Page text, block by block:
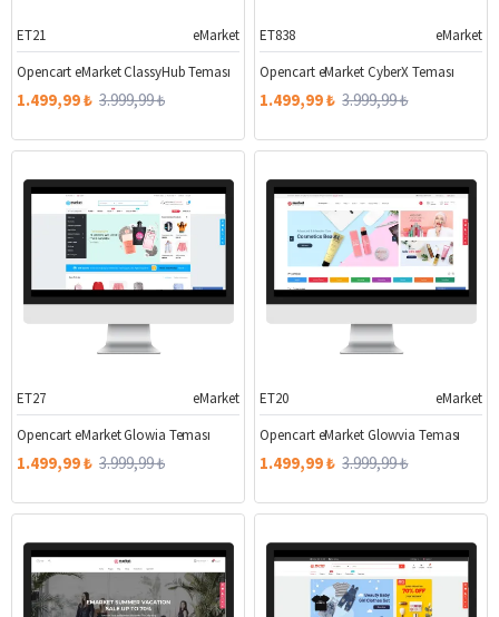
%63
ET21
eMarket
Opencart eMarket ClassyHub Teması
1.499,99 ₺ 3.999,99 ₺
%63
ET838
eMarket
Opencart eMarket CyberX Teması
1.499,99 ₺ 3.999,99 ₺
%63
ET27
eMarket
Opencart eMarket Glowia Teması
1.499,99 ₺ 3.999,99 ₺
%63
ET20
eMarket
Opencart eMarket Glowvia Teması
1.499,99 ₺ 3.999,99 ₺